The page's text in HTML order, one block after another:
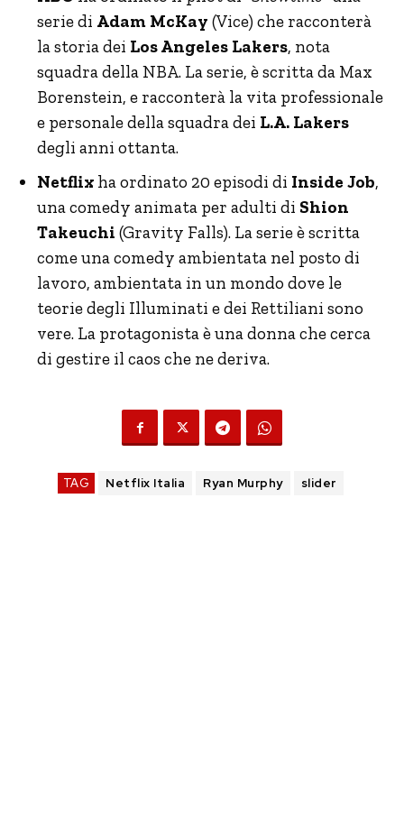
serie di Adam McKay (Vice) che racconterà
la storia dei Los Angeles Lakers, nota
squadra della NBA. La serie, è scritta da Max
Borenstein, e racconterà la vita professionale
e personale della squadra dei L.A. Lakers
degli anni ottanta.
Netflix ha ordinato 20 episodi di Inside Job,
una comedy animata per adulti di Shion
Takeuchi (Gravity Falls). La serie è scritta
come una comedy ambientata nel posto di
lavoro, ambientata in un mondo dove le
teorie degli Illuminati e dei Rettiliani sono
vere. La protagonista è una donna che cerca
di gestire il caos che ne deriva.
TAG Netflix Italia Ryan Murphy slider